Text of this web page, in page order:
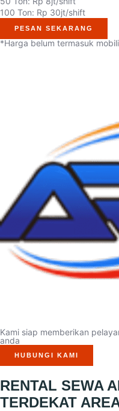
100 Ton: Rp 30jt/shift
PESAN SEKARANG
*Harga belum termasuk
Kami siap memberikan
anda
HUBUNGI KAMI
RENTAL SEWA
TERDEKAT